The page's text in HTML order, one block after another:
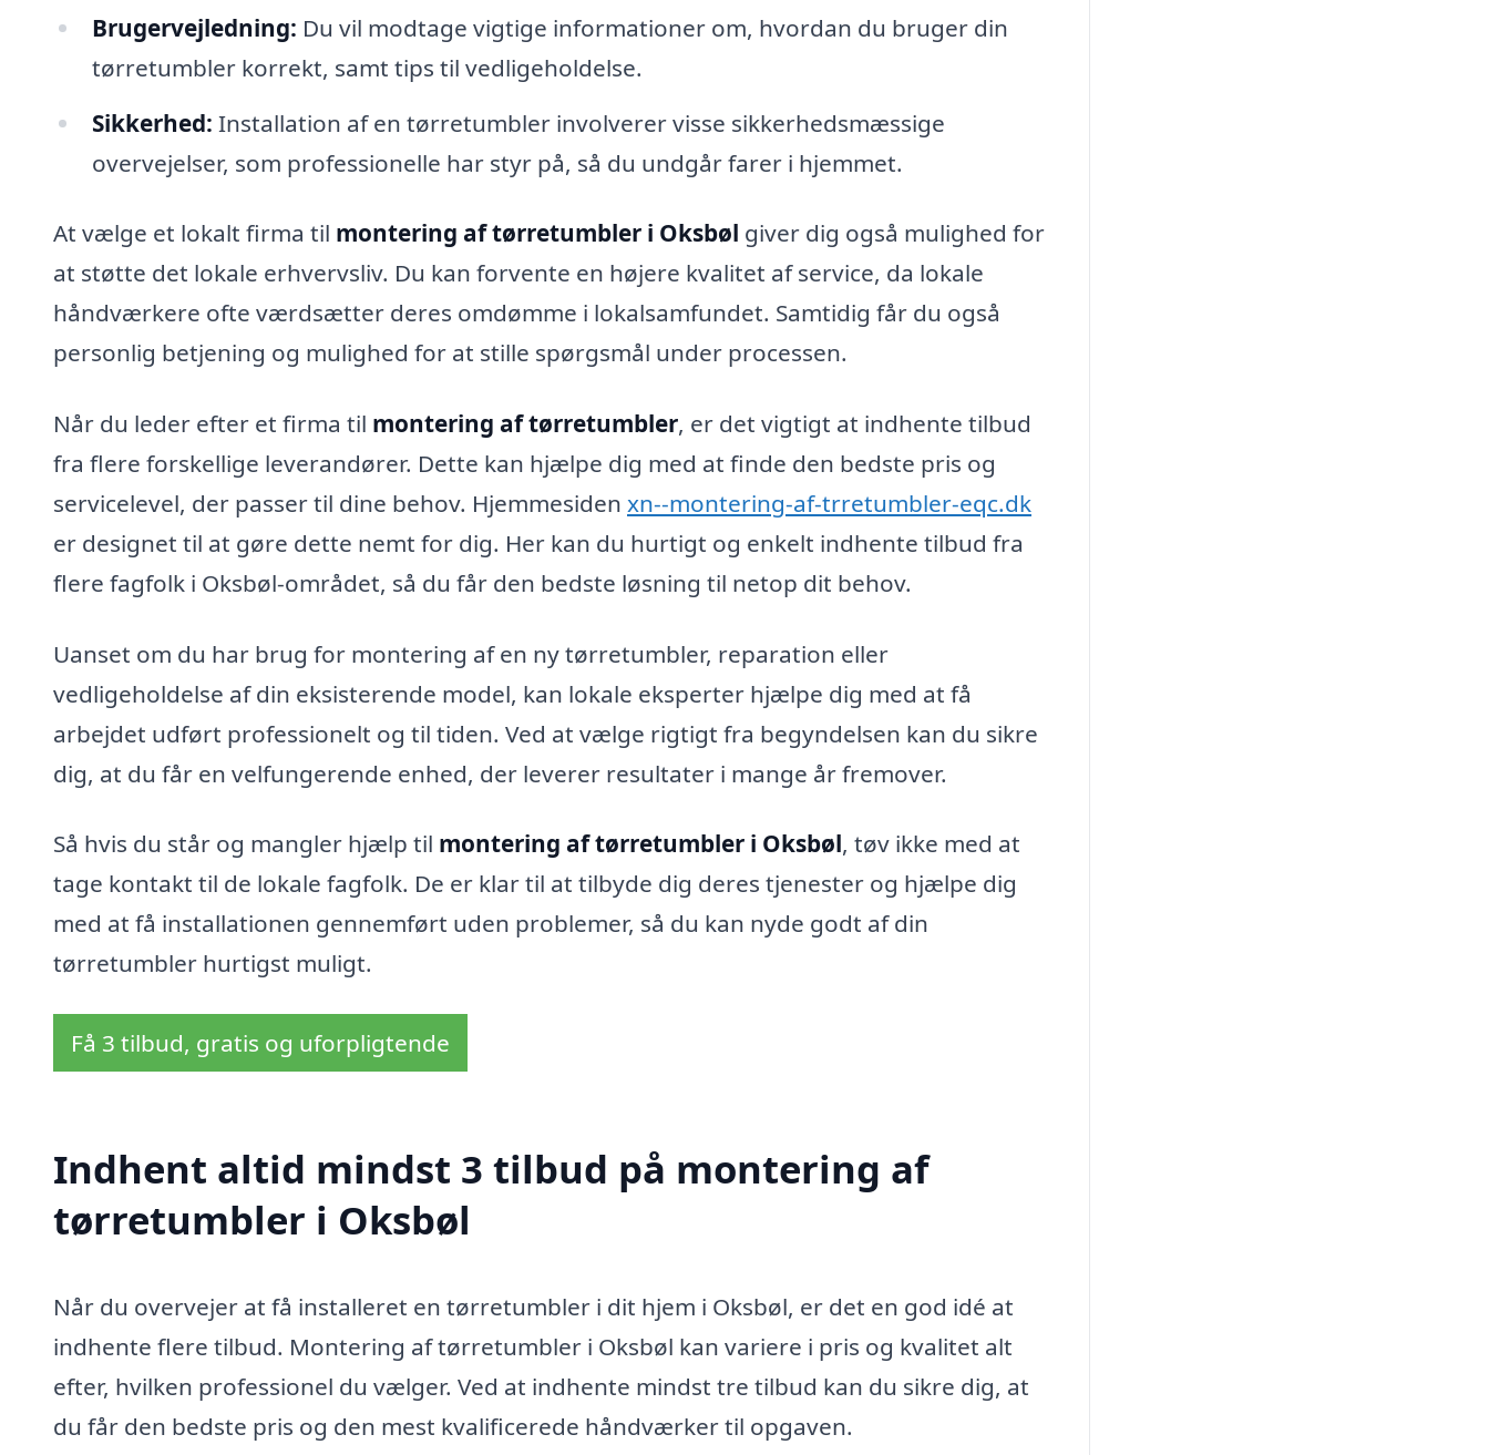
Brugervejledning: Du vil modtage vigtige informationer om, hvordan du bruger din
tørretumbler korrekt, samt tips til vedligeholdelse.
Sikkerhed: Installation af en tørretumbler involverer visse sikkerhedsmæssige
overvejelser, som professionelle har styr på, så du undgår farer i hjemmet.
At vælge et lokalt firma til montering af tørretumbler i Oksbøl giver dig også mulighed for
at støtte det lokale erhvervsliv. Du kan forvente en højere kvalitet af service, da lokale
håndværkere ofte værdsætter deres omdømme i lokalsamfundet. Samtidig får du også
personlig betjening og mulighed for at stille spørgsmål under processen.
Når du leder efter et firma til montering af tørretumbler, er det vigtigt at indhente tilbud
fra flere forskellige leverandører. Dette kan hjælpe dig med at finde den bedste pris og
servicelevel, der passer til dine behov. Hjemmesiden xn--montering-af-trretumbler-eqc.dk
er designet til at gøre dette nemt for dig. Her kan du hurtigt og enkelt indhente tilbud fra
flere fagfolk i Oksbøl-området, så du får den bedste løsning til netop dit behov.
Uanset om du har brug for montering af en ny tørretumbler, reparation eller
vedligeholdelse af din eksisterende model, kan lokale eksperter hjælpe dig med at få
arbejdet udført professionelt og til tiden. Ved at vælge rigtigt fra begyndelsen kan du sikre
dig, at du får en velfungerende enhed, der leverer resultater i mange år fremover.
Så hvis du står og mangler hjælp til montering af tørretumbler i Oksbøl, tøv ikke med at
tage kontakt til de lokale fagfolk. De er klar til at tilbyde dig deres tjenester og hjælpe dig
med at få installationen gennemført uden problemer, så du kan nyde godt af din
tørretumbler hurtigst muligt.
Få 3 tilbud, gratis og uforpligtende
Indhent altid mindst 3 tilbud på montering af
tørretumbler i Oksbøl
Når du overvejer at få installeret en tørretumbler i dit hjem i Oksbøl, er det en god idé at
indhente flere tilbud. Montering af tørretumbler i Oksbøl kan variere i pris og kvalitet alt
efter, hvilken professionel du vælger. Ved at indhente mindst tre tilbud kan du sikre dig, at
du får den bedste pris og den mest kvalificerede håndværker til opgaven.